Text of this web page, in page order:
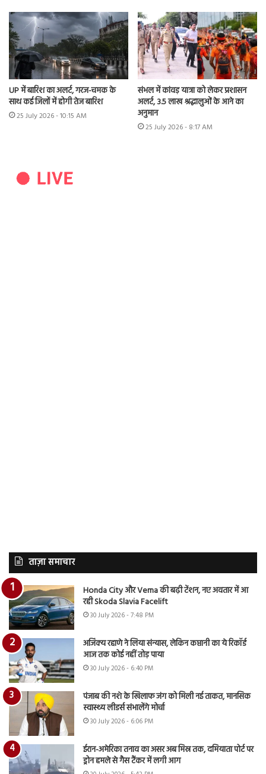
UP में बारिश का अलर्ट, गरज-चमक के
साथ कई जिलों में होगी तेज बारिश
25 July 2026 - 10:15 AM
संभल में कांवड़ यात्रा को लेकर प्रशासन
अलर्ट, 3.5 लाख श्रद्धालुओं के आने का
अनुमान
25 July 2026 - 8:17 AM
ताज़ा समाचार
Honda City और Verna की बढ़ी टेंशन, नए अवतार में आ
रही Skoda Slavia Facelift
30 July 2026 - 7:48 PM
अजिंक्य रहाणे ने लिया संन्यास, लेकिन कप्तानी का ये रिकॉर्ड
आज तक कोई नहीं तोड़ पाया
30 July 2026 - 6:40 PM
पंजाब की नशे के खिलाफ जंग को मिली नई ताकत, मानसिक
स्वास्थ्य लीडर्स संभालेंगे मोर्चा
30 July 2026 - 6:06 PM
ईरान-अमेरिका तनाव का असर अब मिस्र तक, दमियाता पोर्ट पर
ड्रोन हमले से गैस टैंकर में लगी आग